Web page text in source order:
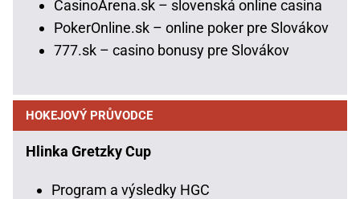
CasinoArena.sk – slovenská online casina
PokerOnline.sk – online poker pre Slovákov
777.sk – casino bonusy pre Slovákov
HOKEJOVÝ PRŮVODCE
Hlinka Gretzky Cup
Program a výsledky HGC